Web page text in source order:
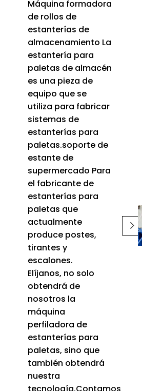
Máquina formadora
de rollos de
estanterías de
almacenamiento La
estantería para
paletas de almacén
es una pieza de
equipo que se
utiliza para fabricar
sistemas de
estanterías para
paletas.soporte de
estante de
supermercado Para
el fabricante de
estanterías para
paletas que
actualmente
produce postes,
tirantes y
escalones.
Elíjanos, no solo
obtendrá de
nosotros la
máquina
perfiladora de
estanterías para
paletas, sino que
también obtendrá
nuestra